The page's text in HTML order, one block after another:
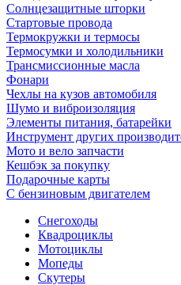
Солнцезащитные шторки
Стартовые провода
Термокружки и термосы
Термосумки и холодильники
Трансмиссионные масла
Фонари
Чехлы на кузов автомобиля
Шумо и виброизоляция
Элементы питания, батарейки
Инструмент других
Мото и вело запчасти
Кешбэк за покупку
Подарочные карты
С бензиновым двигателем
Снегоходы
Квадроциклы
Мотоциклы
Мопеды
Скутеры